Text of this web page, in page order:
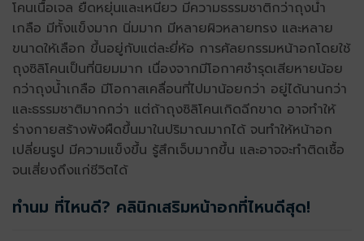
โคนเนื้อเจล ยืดหยุ่นและเหนียว มีความธรรมชาติกว่าถุงน้ำ
เกลือ มีทั้งแข็งมาก นิ่มมาก มีหลายผิวหลายทรง และหลาย
ขนาดให้เลือก ขึ้นอยู่กับแต่ละยี่ห้อ การศัลยกรรมหน้าอกโดยใช้
ถุงซิลิโคนเป็นที่นิยมมาก เนื่องจากมีโอกาศชำรุดเสียหายน้อย
กว่าถุงน้ำเกลือ มีโอกาสเคลื่อนที่ไปมาน้อยกว่า อยู่ได้นานกว่า
และธรรมชาติมากกว่า แต่ถ้าถุงซิลิโคนเกิดฉีกขาด อาจทำให้
ร่างกายสร้างพังผืดขึ้นมาในปริมาณมากได้ จนทำให้หน้าอก
เปลี่ยนรูป มีความแข็งขึ้น รู้สึกเจ็บมากขึ้น และอาจจะทำติดเชื้อ
จนเสี่ยงถึงแก่ชีวิตได้
ทำนม ที่ไหนดี? คลินิกเสริมหน้าอกที่ไหนดีสุด!